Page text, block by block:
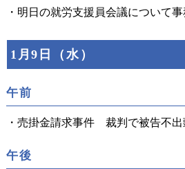
・明日の就労支援員会議について
1月9日（水）
午前
・売掛金請求事件 裁判で被告不
午後